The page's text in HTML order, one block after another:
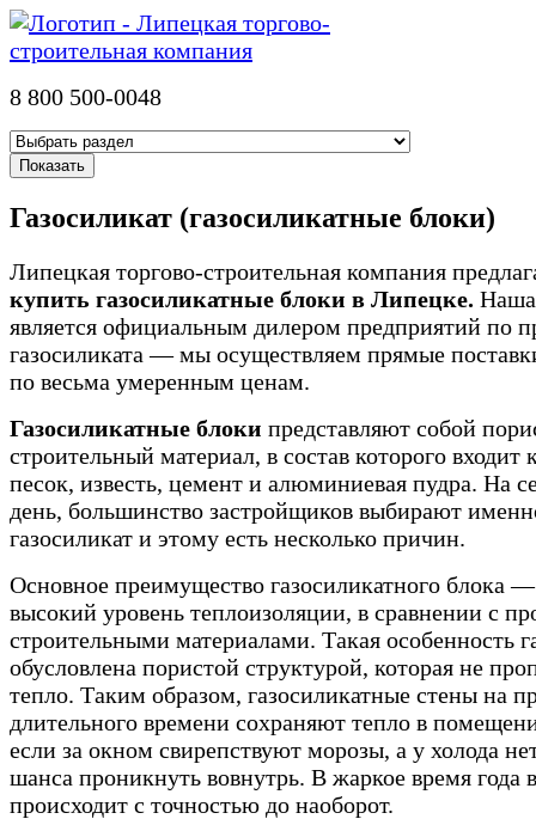
8 800 500-0048
Газосиликат (газосиликатные блоки)
Липецкая торгово-строительная компания
купить газосиликатные блоки в Липецке.
является официальным дилером предприятий по
газосиликата — мы осуществляем прямые
по весьма умеренным ценам.
Газосиликатные блоки представляют собой
строительный материал, в состав которого входит
песок, известь, цемент и алюминиевая пудра. На
день, большинство застройщиков выбирают
газосиликат и этому есть несколько причин.
Основное преимущество газосиликатного блока
высокий уровень теплоизоляции, в сравнении с
строительными материалами. Такая особенность
обусловлена пористой структурой, которая не
тепло. Таким образом, газосиликатные стены на
длительного времени сохраняют тепло в
если за окном свирепствуют морозы, а у холода
шанса проникнуть вовнутрь. В жаркое время года
происходит с точностью до наоборот.